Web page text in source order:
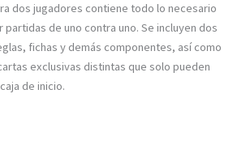
dos jugadores contiene todo lo necesario
partidas de uno contra uno. Se incluyen dos
fichas y demás componentes, así como
exclusivas distintas que solo pueden
de inicio.